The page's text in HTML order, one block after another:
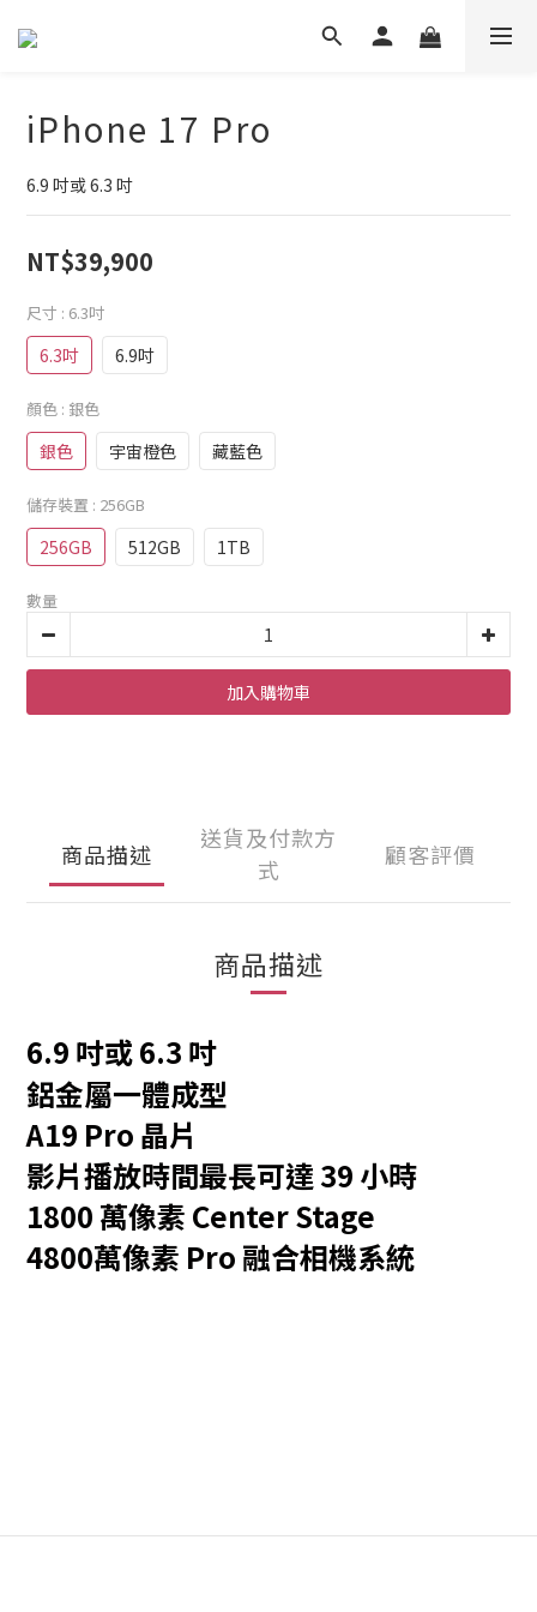
iPhone 17 Pro
6.9 吋或 6.3 吋
NT$39,900
尺寸 : 6.3吋
6.3吋 6.9吋
顏色 : 銀色
銀色 宇宙橙色 藏藍色
儲存裝置 : 256GB
256GB 512GB 1TB
數量
加入購物車
商品描述
送貨及付款方
式
顧客評價
商品描述
6.9 吋或 6.3 吋
鋁金屬一體成型
A19 Pro 晶片
影片播放時間最長可達 39 小時
1800 萬像素 Center Stage
4800萬像素 Pro 融合相機系統